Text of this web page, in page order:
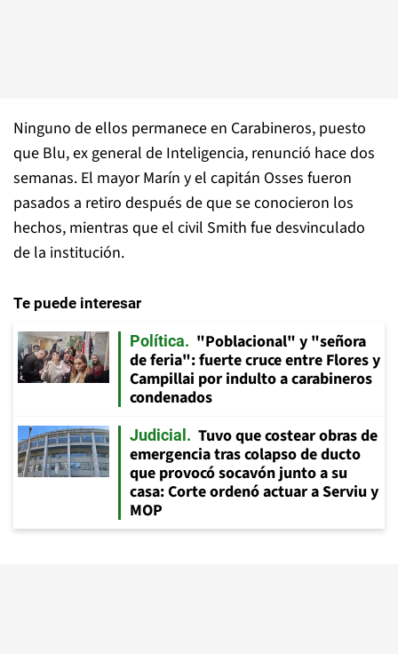
Ninguno de ellos permanece en Carabineros, puesto
que Blu, ex general de Inteligencia, renunció hace dos
semanas. El mayor Marín y el capitán Osses fueron
pasados a retiro después de que se conocieron los
hechos, mientras que el civil Smith fue desvinculado
de la institución.
Te puede interesar
Política
"Poblacional" y "señora
de feria": fuerte cruce entre Flores y
Campillai por indulto a carabineros
condenados
Judicial
Tuvo que costear obras de
emergencia tras colapso de ducto
que provocó socavón junto a su
casa: Corte ordenó actuar a Serviu y
MOP